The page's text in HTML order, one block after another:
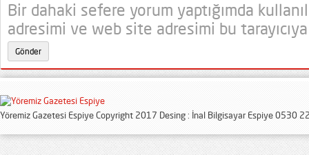
Bir dahaki sefere yorum yaptığımda
adresimi ve web site adresimi bu
Yöremiz Gazetesi Espiye Copyright 2017 Desing : İnal Bilgisayar Espiye 0530